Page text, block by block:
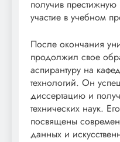
получив престижную
участие в учебном
После окончания
продолжил свое
аспирантуру на
технологий. Он
диссертацию и
технических наук.
посвящены
данных и